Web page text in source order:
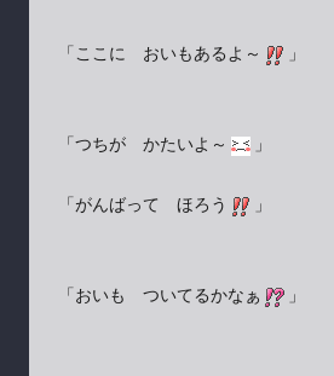
「ここに おいもあるよ～ 」
「つちが かたいよ～ 」
「がんばって ほろう 」
「おいも ついてるかなぁ 」